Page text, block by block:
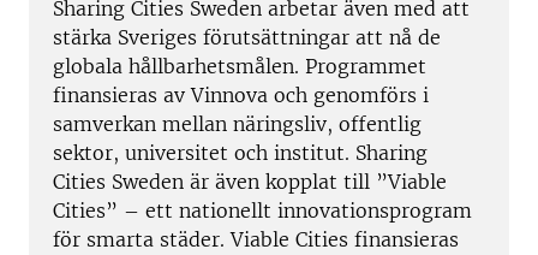
Sharing Cities Sweden arbetar även med att
stärka Sveriges förutsättningar att nå de
globala hållbarhetsmålen. Programmet
finansieras av Vinnova och genomförs i
samverkan mellan näringsliv, offentlig
sektor, universitet och institut. Sharing
Cities Sweden är även kopplat till ”Viable
Cities” – ett nationellt innovationsprogram
för smarta städer. Viable Cities finansieras